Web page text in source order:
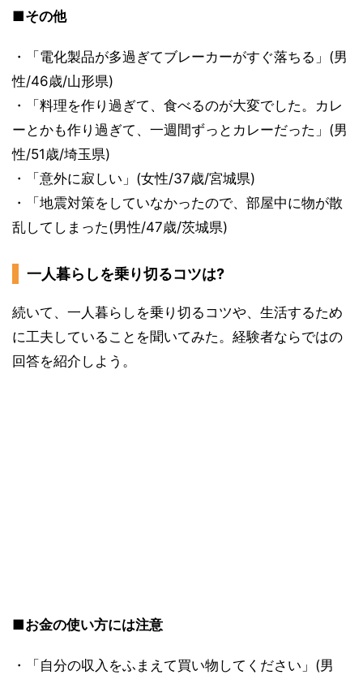
■その他
・「電化製品が多過ぎてブレーカーがすぐ落ちる」(男
性/46歳/山形県)
・「料理を作り過ぎて、食べるのが大変でした。カレ
ーとかも作り過ぎて、一週間ずっとカレーだった」(男
性/51歳/埼玉県)
・「意外に寂しい」(女性/37歳/宮城県)
・「地震対策をしていなかったので、部屋中に物が散
乱してしまった(男性/47歳/茨城県)
一人暮らしを乗り切るコツは?
続いて、一人暮らしを乗り切るコツや、生活するため
に工夫していることを聞いてみた。経験者ならではの
回答を紹介しよう。
■お金の使い方には注意
・「自分の収入をふまえて買い物してください」(男